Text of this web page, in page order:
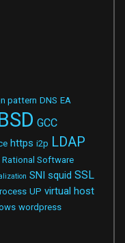
pattern DNS EA
GCC
https i2p LDAP
Rational Software
SNI squid SSL
UP virtual host
wordpress